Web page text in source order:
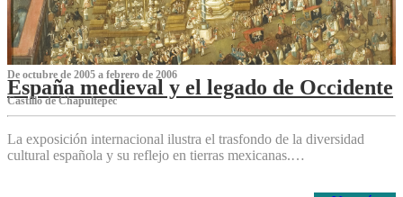
De octubre de 2005 a febrero de 2006
España medieval y el legado de Occidente
Castillo de Chapultepec
La exposición internacional ilustra el trasfondo de la diversidad
cultural española y su reflejo en tierras mexicanas.…